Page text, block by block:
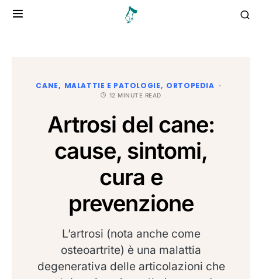
CANE MALATTIE E PATOLOGIE ORTOPEDIA
12 MINUTE READ
Artrosi del cane:
cause, sintomi,
cura e
prevenzione
L’artrosi (nota anche come
osteoartrite) è una malattia
degenerativa delle articolazioni che